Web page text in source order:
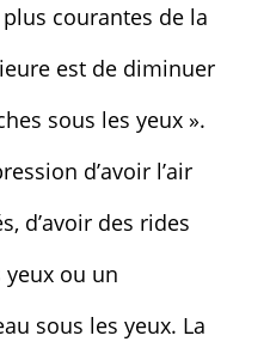
plus courantes de la
est de diminuer
sous les yeux ».
d’avoir l’air
d’avoir des rides
ou un
sous les yeux. La